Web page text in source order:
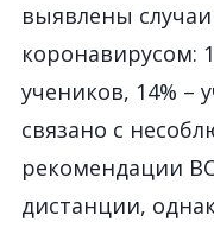
выявлены
коронавирусом:
учеников, 14% –
связано с
рекомендации
дистанции,